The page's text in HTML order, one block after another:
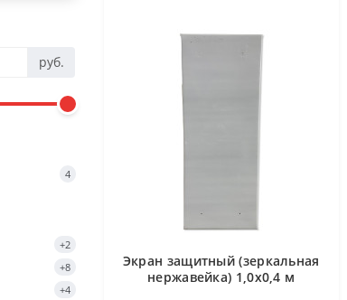
руб.
4
+2
+8
+4
Экран защитный (зеркальная
нержавейка) 1,0х0,4 м